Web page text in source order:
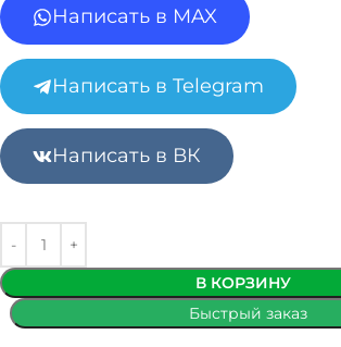
Написать в MAX
Написать в Telegram
Написать в ВК
В КОРЗИНУ
Быстрый заказ